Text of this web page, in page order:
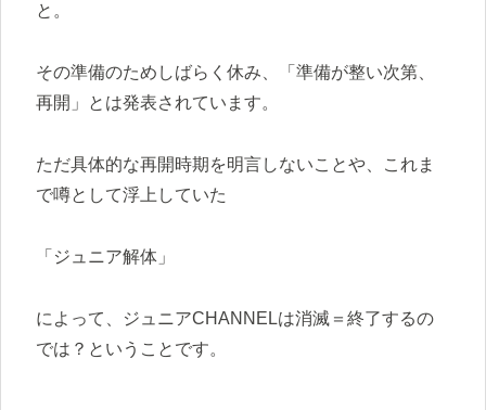
と。
その準備のためしばらく休み、「準備が整い次第、
再開」とは発表されています。
ただ具体的な再開時期を明言しないことや、これま
で噂として浮上していた
「ジュニア解体」
によって、ジュニアCHANNELは消滅＝終了するの
では？ということです。